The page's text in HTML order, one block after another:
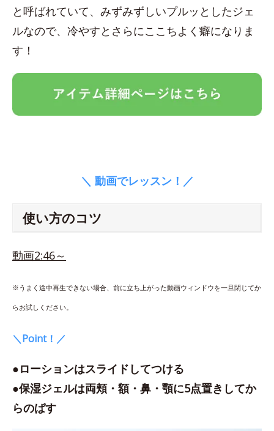
と呼ばれていて、みずみずしいプルッとしたジェ
ルなので、冷やすとさらにここちよく癖になりま
す！
＼ 動画でレッスン！／
使い方のコツ
動画2:46～
※うまく途中再生できない場合、前に立ち上がった動画ウィンドウを一旦閉じてか
らお試しください。
＼Point！／
●ローションはスライドしてつける
●保湿ジェルは両頬・額・鼻・顎に5点置きしてか
らのばす